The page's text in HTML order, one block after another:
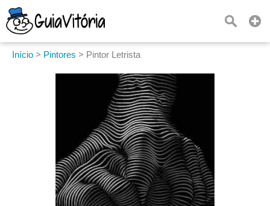
Início > Pintores > Pintor Letrista